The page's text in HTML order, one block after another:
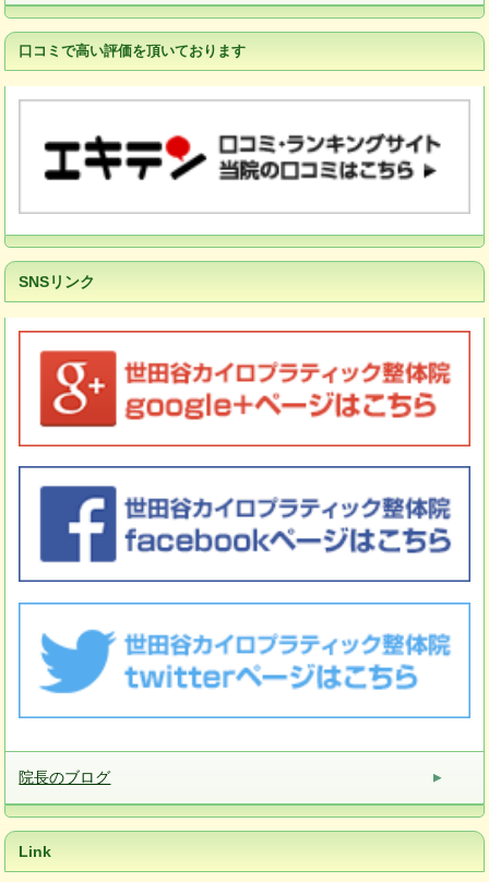
口コミで高い評価を頂いております
SNSリンク
院長のブログ
Link